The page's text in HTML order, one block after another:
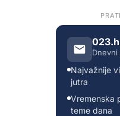
Najvažnije
jutra
Vremenska
teme dana